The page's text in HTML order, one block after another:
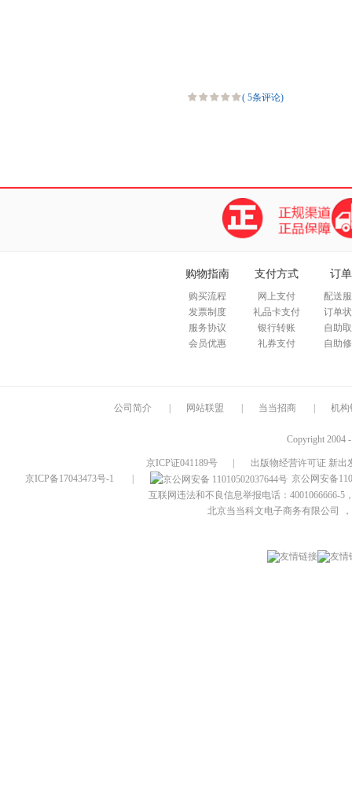
( 5条评论)
购物指南
购买流程
发票制度
服务协议
会员优惠
支付方式
网上支付
礼品卡支付
银行转账
礼券支付
订
配送
订单
自助
自助
公司简介 网站联盟 当当招商 机构
Copyright 2004
京ICP证041189号
出版物经营许可证 新出
京ICP备17043473号-1
京公网安备
互联网违法和不良信息举报电话：4001066666-5
北京当当科文电子商务有限公司